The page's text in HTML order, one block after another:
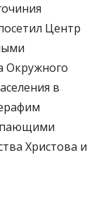
Центр
Окружного
в
Христова и